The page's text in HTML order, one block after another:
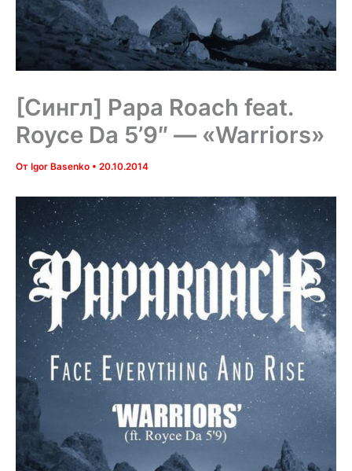
[Сингл] Papa Roach feat.
Royce Da 5’9″ — «Warriors»
От Igor Basenko • 20.10.2014